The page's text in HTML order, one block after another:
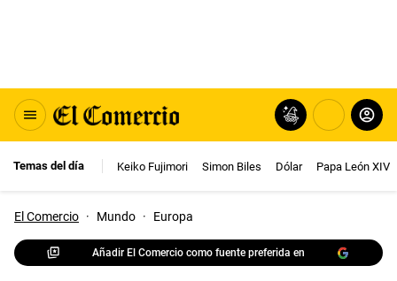
Temas del día Keiko Fujimori Simon Biles Dólar Papa León XIV
El Comercio · Mundo · Europa
Añadir El Comercio como fuente preferida en